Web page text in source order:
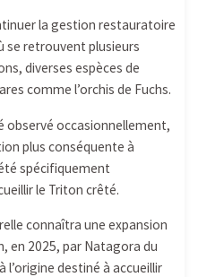
la gestion restauratoire
se retrouvent plusieurs
diverses espèces de
comme l’orchis de Fuchs.
observé occasionnellement,
plus conséquente à
spécifiquement
le Triton crêté.
connaîtra une expansion
en 2025, par Natagora du
destiné à accueillir